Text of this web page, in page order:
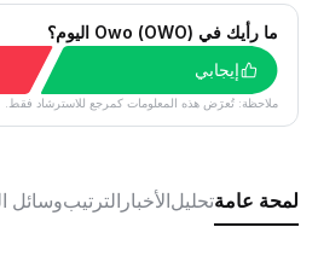
ما رأيك في Owo (OWO) اليوم؟
إيجابي
ملاحظة: تُعرَض هذه المعلومات كمرجع للاسترشاد فقط.
لمحة عامةتحليلالأخبار الترتيبوسائل